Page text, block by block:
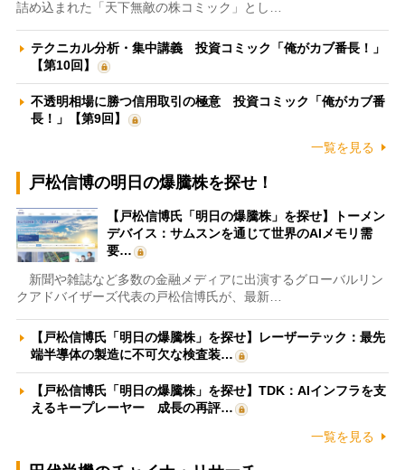
詰め込まれた「天下無敵の株コミック」とし…
テクニカル分析・集中講義 投資コミック「俺がカブ番長！」
【第10回】
不透明相場に勝つ信用取引の極意 投資コミック「俺がカブ番
長！」【第9回】
一覧を見る
戸松信博の明日の爆騰株を探せ！
【戸松信博氏「明日の爆騰株」を探せ】トーメン
デバイス：サムスンを通じて世界のAIメモリ需
要…
新聞や雑誌など多数の金融メディアに出演するグローバルリン
クアドバイザーズ代表の戸松信博氏が、最新…
【戸松信博氏「明日の爆騰株」を探せ】レーザーテック：最先
端半導体の製造に不可欠な検査装…
【戸松信博氏「明日の爆騰株」を探せ】TDK：AIインフラを支
えるキープレーヤー 成長の再評…
一覧を見る